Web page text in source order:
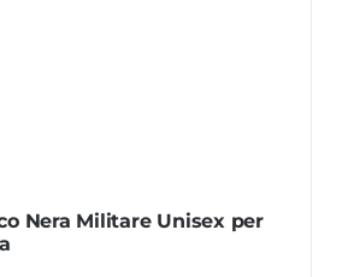
Nera Militare Unisex per